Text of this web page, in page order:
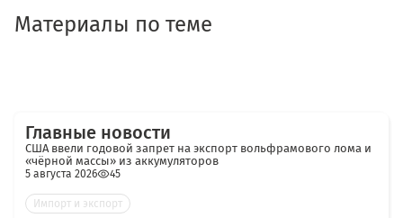
Материалы по теме
Главные новости
США ввели годовой запрет на экспорт вольфрамового лома и
«чёрной массы» из аккумуляторов
5 августа 2026 45
Импорт и экспорт